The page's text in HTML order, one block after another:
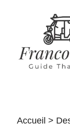
Accueil >